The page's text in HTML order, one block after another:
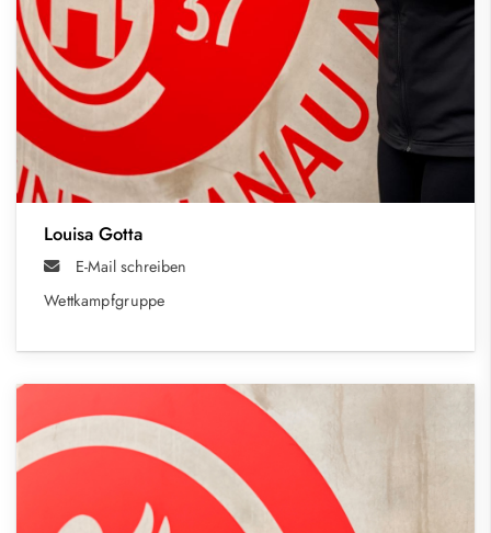
Louisa Gotta
E-Mail schreiben
Wettkampfgruppe